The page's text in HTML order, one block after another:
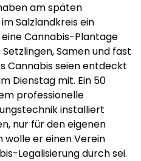
am späten
Salzlandkreis ein
Cannabis-Plantage
Samen und fast
Cannabis seien entdeckt
Dienstag mit. Ein 50
professionelle
installiert
nur für den eigenen
wolle er einen Verein
Legalisierung durch sei.